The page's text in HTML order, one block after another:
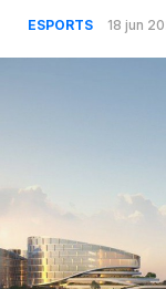
ESPORTS 18 jun